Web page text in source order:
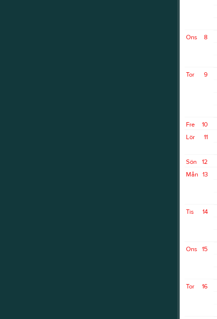
8
Ons
9
Tor
10
Fre
11
Lör
12
Sön
13
Mån
14
Tis
15
Ons
16
Tor